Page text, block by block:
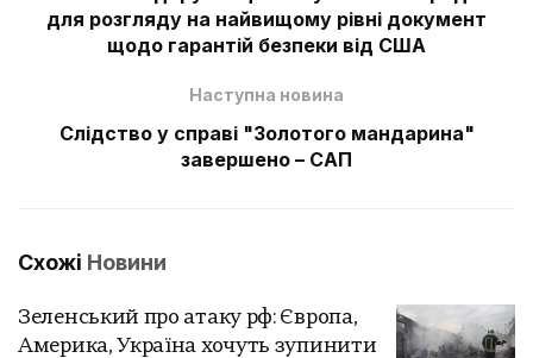
для розгляду на найвищому рівні документ
щодо гарантій безпеки від США
Наступна новина
Слідство у справі "Золотого мандарина"
завершено – САП
Схожі Новини
Зеленський про атаку рф: Європа,
Америка, Україна хочуть зупинити